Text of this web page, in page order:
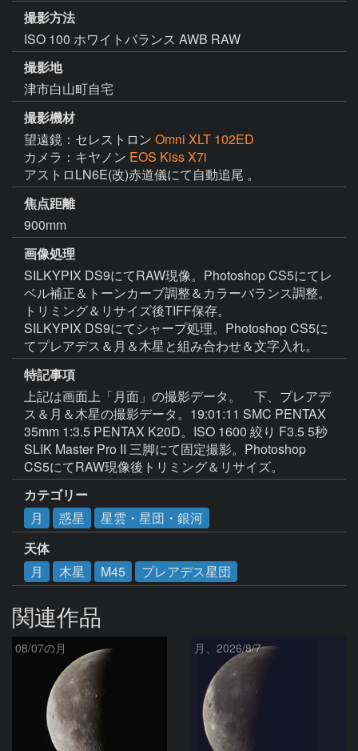
撮影方法
ISO 100 ホワイトバランス AWB RAW
撮影地
津市白山町自宅
撮影機材
望遠鏡：セレストロン Omni XLT 102ED
カメラ：キヤノン EOS Kiss X7i
アストロLN6E(改)赤道儀にて自動追尾 。
焦点距離
900mm
画像処理
SILKYPIX DS9にてRAW現像。Photoshop CS5にてレ
ベル補正＆トーンカーブ調整＆カラーバランス調整。
トリミング＆リサイズ後TIFF保存。
SILKYPIX DS9にてシャープ処理。Photoshop CS5に
てプレアデス＆月＆木星と組み合わせ＆文字入れ。
特記事項
上記は画面上「月面」の撮影データ。　下、プレアデ
ス＆月＆木星の撮影データ。19:01:11 SMC PENTAX
35mm 1:3.5 PENTAX K20D。ISO 1600 絞り F3.5 5秒
SLIK Master Pro II 三脚にて固定撮影。Photoshop
CS5にてRAW現像後トリミング＆リサイズ。
カテゴリー
月
惑星
星雲・星団・銀河
天体
月
木星 M45 プレアデス星団
関連作品
08/07の月 月、2026/8/7